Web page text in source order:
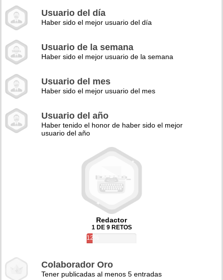
Usuario del día
Haber sido el mejor usuario del día
Usuario de la semana
Haber sido el mejor usuario de la semana
Usuario del mes
Haber sido el mejor usuario del mes
Usuario del año
Haber tenido el honor de haber sido el mejor
usuario del año
Redactor
1 DE 9 RETOS
12%
Colaborador Oro
Tener publicadas al menos 5 entradas